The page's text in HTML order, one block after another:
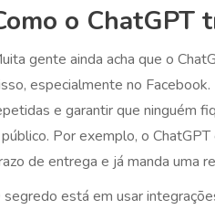
o ChatGPT
gente ainda acha que o
especialmente no
e garantir que ninguém
Por exemplo, o
de entrega e já manda uma
segredo está em usar